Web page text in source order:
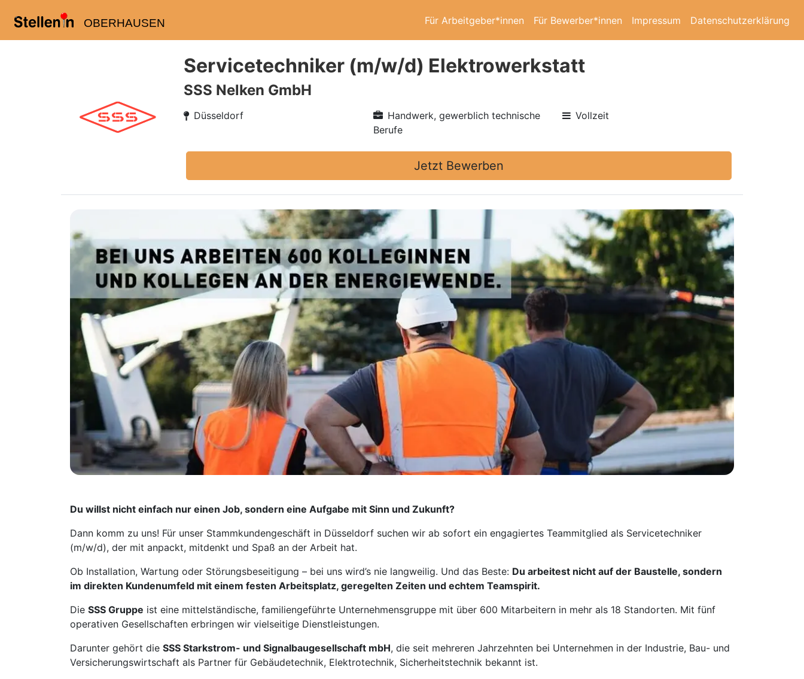
OBERHAUSEN Für Arbeitgeber*innen Für Bewerber*innen Impressum Datenschutzerklärung
Servicetechniker (m/w/d) Elektrowerkstatt
SSS Nelken GmbH
Düsseldorf
Handwerk, gewerblich technische
Berufe
Vollzeit
Jetzt Bewerben
Du willst nicht einfach nur einen Job, sondern eine Aufgabe mit Sinn und Zukunft?
Dann komm zu uns! Für unser Stammkundengeschäft in Düsseldorf suchen wir ab sofort ein engagiertes Teammitglied als Servicetechniker
(m/w/d), der mit anpackt, mitdenkt und Spaß an der Arbeit hat.
Ob Installation, Wartung oder Störungsbeseitigung – bei uns wird’s nie langweilig. Und das Beste: Du arbeitest nicht auf der Baustelle, sondern
im direkten Kundenumfeld mit einem festen Arbeitsplatz, geregelten Zeiten und echtem Teamspirit.
Die SSS Gruppe ist eine mittelständische, familiengeführte Unternehmensgruppe mit über 600 Mitarbeitern in mehr als 18 Standorten. Mit fünf
operativen Gesellschaften erbringen wir vielseitige Dienstleistungen.
Darunter gehört die SSS Starkstrom- und Signalbaugesellschaft mbH, die seit mehreren Jahrzehnten bei Unternehmen in der Industrie, Bau- und
Versicherungswirtschaft als Partner für Gebäudetechnik, Elektrotechnik, Sicherheitstechnik bekannt ist.